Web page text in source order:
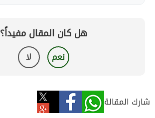
هل كان المقال مفيداً؟
نعم لا
شارك المقالة